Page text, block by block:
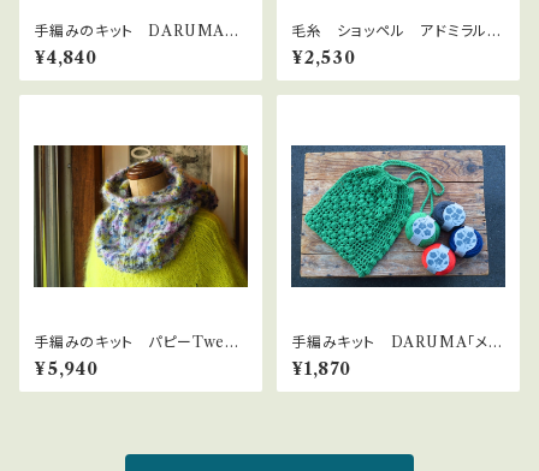
手編みのキット DARUMA毛
糸「TUBEのなみなみ模様バッ
グ」キット
¥4,840
毛糸 ショッペル アドミラルツ
ィードブント[Admiral tweed b
unt]
¥2,530
手編みのキット パピーTweet
の「ふわっとバラクラバ」
¥5,940
手編みキット DARUMA「メッ
シュ模様巾着」リネンラミーコッ
トン並太使用
¥1,870